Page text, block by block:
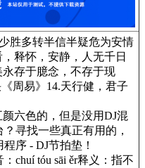
胜多转半信半疑危为安情
释怀，安静，人无千日
存于臆念，不存于现
周易》14.天行健，君子
六色的，但是没用DJ混
寻找一些真正有用的，
序 - DJ节拍垫！
chuí tóu sāi ěr释义：指不